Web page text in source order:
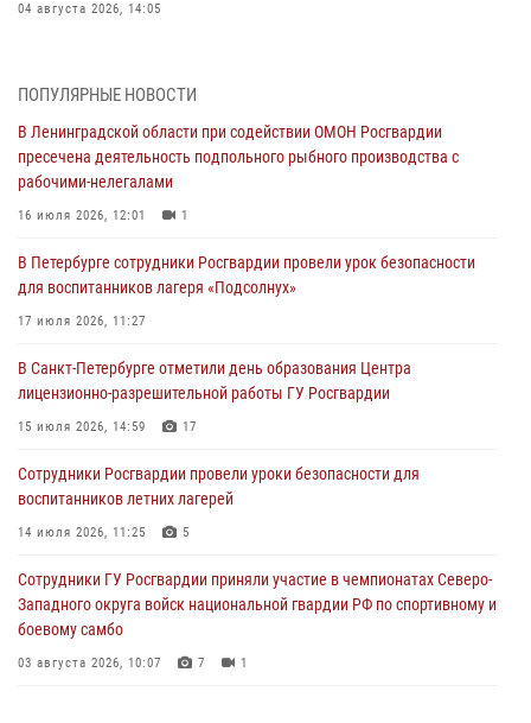
04 августа 2026, 14:05
также оказали доврачебную помощь пострадавшим
03 августа 2026, 14:15 3 1
Росгвардейцы приняли участие в Большом семейном фестивале
03 августа 2026, 13:26
В Ленинградской области сотрудники Росгвардии обнаружили
пропавшего мальчика с нарушением слуха и помогли ему вернуться
домой
В Санкт-Петербурге при содействии СОБР Росгвардии задержаны
подозреваемые в мошеннических действиях
Сотрудники ГУ Росгвардии приняли участие в чемпионатах Северо-
Западного округа войск национальной гвардии РФ по спортивному и
03 августа 2026, 10:07 7 1
ПОПУЛЯРНЫЕ НОВОСТИ
В Ленинградской области при содействии ОМОН Росгвардии
пресечена деятельность подпольного рыбного производства с
рабочими-нелегалами
16 июля 2026, 12:01 1
В Петербурге сотрудники Росгвардии провели урок безопасности
для воспитанников лагеря «Подсолнух»
17 июля 2026, 11:27
В Санкт-Петербурге отметили день образования Центра
лицензионно-разрешительной работы ГУ Росгвардии
15 июля 2026, 14:59 17
Сотрудники Росгвардии провели уроки безопасности для
воспитанников летних лагерей
14 июля 2026, 11:25 5
Сотрудники ГУ Росгвардии приняли участие в чемпионатах Северо-
Западного округа войск национальной гвардии РФ по спортивному и
боевому самбо
03 августа 2026, 10:07 7 1